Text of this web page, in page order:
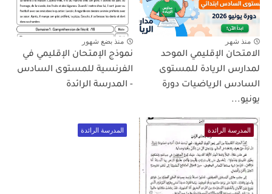
منذ شهر
الامتحان الإقليمي الموحد
لمدارس الريادة للمستوى
السادس الرياضيات دورة
يونيو...
منذ بضع شهور
نموذج الإمتحان الإقليمي في
الفرنسية للمستوى السادس
- المدرسة الرائدة
المدرسة الرائدة المدرسة الرائدة